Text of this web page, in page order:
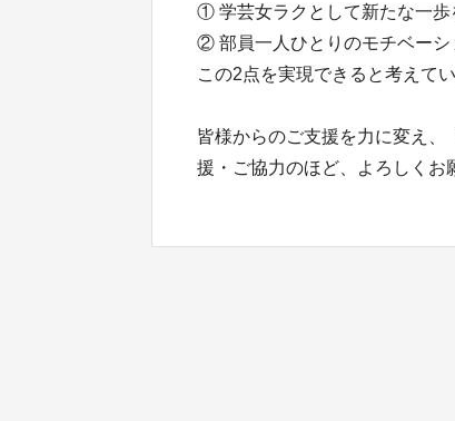
① 学芸女ラクとして新たな一歩
② 部員一人ひとりのモチベーシ
この2点を実現できると考えてい
皆様からのご支援を力に変え
援・ご協力のほど、よろしくお